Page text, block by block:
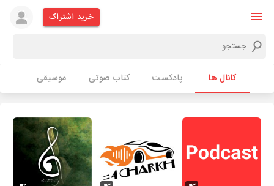
خرید اشتراک
کانال ها پادکست کتاب صوتی موسیقی